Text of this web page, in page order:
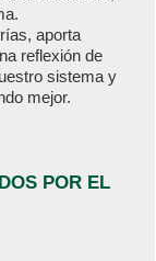
aporta
reflexión de
sistema y
mejor.
POR EL